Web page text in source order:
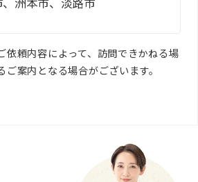
頼内容によって、訪問できかねる場
案内となる場合がございます。